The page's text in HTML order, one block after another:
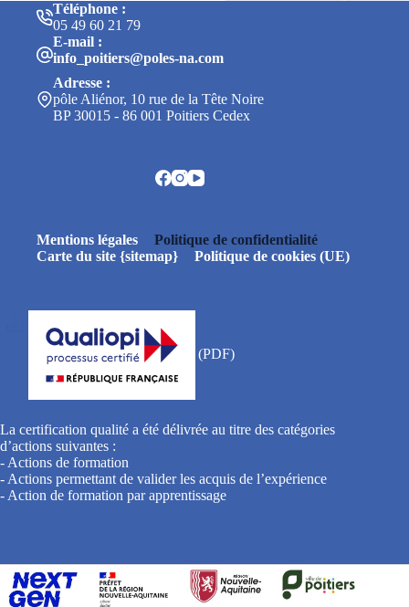
Téléphone :
05 49 60 21 79
E-mail :
info_poitiers@poles-na.com
Adresse :
pôle Aliénor, 10 rue de la Tête Noire
BP 30015 - 86 001 Poitiers Cedex
Mentions légales
Politique de confidentialité
Carte du site {sitemap}
Politique de cookies (UE)
La certification qualité a été délivrée au titre des catégories
d’actions suivantes :
- Actions de formation
- Actions permettant de valider les acquis de l’expérience
- Action de formation par apprentissage